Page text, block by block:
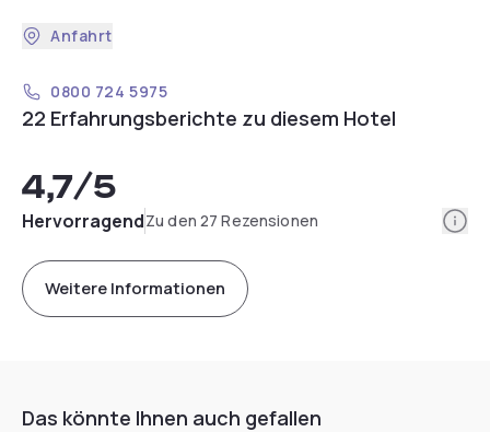
Anfahrt
0800 724 5975
22 Erfahrungsberichte zu diesem Hotel
4,7/5
HervorragendZu den 27 Rezensionen
Weitere Informationen
Das könnte Ihnen auch gefallen